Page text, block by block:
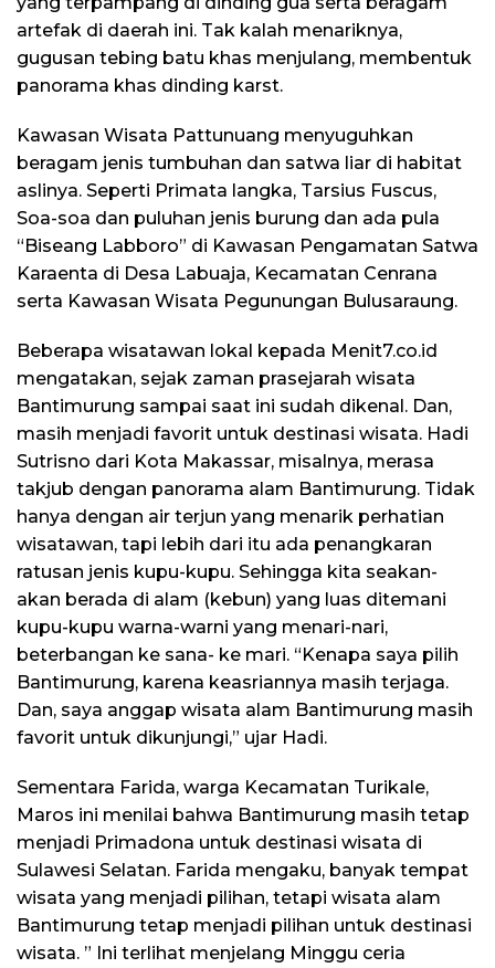
artefak di daerah ini. Tak kalah menariknya,
gugusan tebing batu khas menjulang, membentuk
panorama khas dinding karst.
Kawasan Wisata Pattunuang menyuguhkan
beragam jenis tumbuhan dan satwa liar di habitat
aslinya. Seperti Primata langka, Tarsius Fuscus,
Soa-soa dan puluhan jenis burung dan ada pula
“Biseang Labboro” di Kawasan Pengamatan Satwa
Karaenta di Desa Labuaja, Kecamatan Cenrana
serta Kawasan Wisata Pegunungan Bulusaraung.
Beberapa wisatawan lokal kepada Menit7.co.id
mengatakan, sejak zaman prasejarah wisata
Bantimurung sampai saat ini sudah dikenal. Dan,
masih menjadi favorit untuk destinasi wisata. Hadi
Sutrisno dari Kota Makassar, misalnya, merasa
takjub dengan panorama alam Bantimurung. Tidak
hanya dengan air terjun yang menarik perhatian
wisatawan, tapi lebih dari itu ada penangkaran
ratusan jenis kupu-kupu. Sehingga kita seakan-
akan berada di alam (kebun) yang luas ditemani
kupu-kupu warna-warni yang menari-nari,
beterbangan ke sana- ke mari. “Kenapa saya pilih
Bantimurung, karena keasriannya masih terjaga.
Dan, saya anggap wisata alam Bantimurung masih
favorit untuk dikunjungi,” ujar Hadi.
Sementara Farida, warga Kecamatan Turikale,
Maros ini menilai bahwa Bantimurung masih tetap
menjadi Primadona untuk destinasi wisata di
Sulawesi Selatan. Farida mengaku, banyak tempat
wisata yang menjadi pilihan, tetapi wisata alam
Bantimurung tetap menjadi pilihan untuk destinasi
wisata. ” Ini terlihat menjelang Minggu ceria